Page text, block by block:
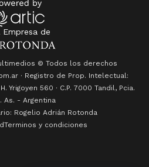
Empresa de
© Todos los derechos
· Registro de Prop. Intelectual:
H. Yrigoyen 560 · C.P. 7000 Tandil, Pcia.
As. - Argentina
Rogelio Adrián Rotonda
Terminos y condiciones